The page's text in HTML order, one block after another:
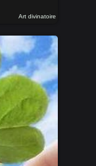
Art divinatoire